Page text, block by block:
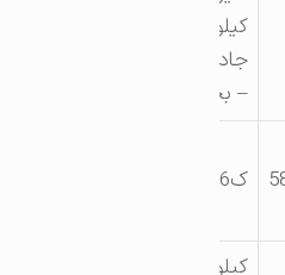
جاده شیروان
– بجنورد
ک6 ج قوچان